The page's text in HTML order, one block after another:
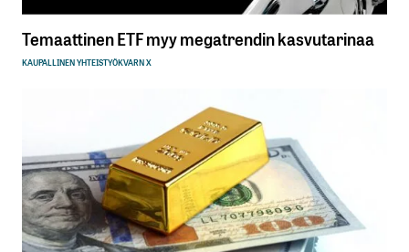
Temaattinen ETF myy megatrendin kasvutarinaa
KAUPALLINEN YHTEISTYÖKVARN X